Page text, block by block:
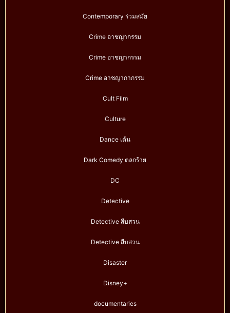
Contemporary ร่วมสมัย
Crime อาชญากรรม
Crime อาชญากรรม
Crime อาชญากากรรม
Cult Film
Culture
Dance เต้น
Dark Comedy ตลกร้าย
DC
Detective
Detective สืบสวน
Detective สืบสวน
Disaster
Disney+
documentaries